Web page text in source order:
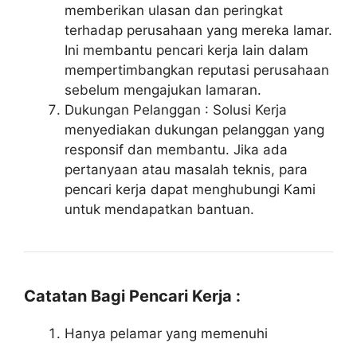
memberikan ulasan dan peringkat
terhadap perusahaan yang mereka lamar.
Ini membantu pencari kerja lain dalam
mempertimbangkan reputasi perusahaan
sebelum mengajukan lamaran.
Dukungan Pelanggan : Solusi Kerja
menyediakan dukungan pelanggan yang
responsif dan membantu. Jika ada
pertanyaan atau masalah teknis, para
pencari kerja dapat menghubungi Kami
untuk mendapatkan bantuan.
Catatan Bagi Pencari Kerja :
Hanya pelamar yang memenuhi